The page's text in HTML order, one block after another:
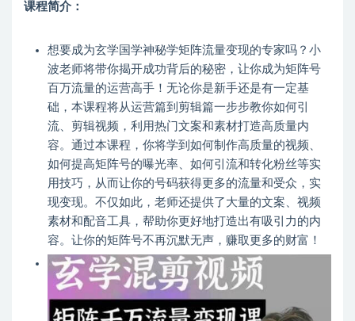
课程简介：
想要成为玄学国学神秘学矩阵流量变现的专家吗？小
波老师将带你揭开成功背后的秘密，让你成为矩阵号
百万流量的运营高手！无论你是新手还是有一定基
础，本课程将从运营篇到剪辑篇一步步教你如何引
流、剪辑视频，利用热门文案和素材打造高质量内
容。通过本课程，你将学到如何制作高质量的视频、
如何提高矩阵号的曝光率、如何引流和转化粉丝等实
用技巧，从而让你的号码获得更多的流量和受众，实
现变现。不仅如此，老师还提供了大量的文案、视频
素材和配音工具，帮助你更好地打造出有吸引力的内
容。让你的矩阵号不再沉默无声，赚取更多的财富！